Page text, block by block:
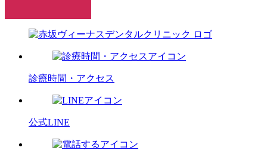
診療時間・アクセス
公式LINE